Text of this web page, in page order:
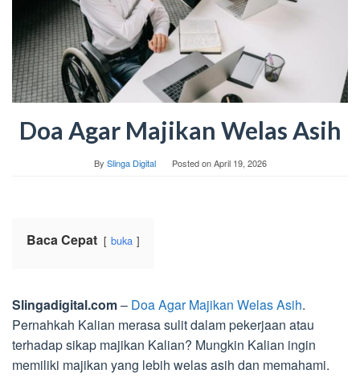
Doa Agar Majikan Welas Asih
By Slinga Digital Posted onApril 19, 2026
Baca Cepat buka
Slingadigital.com– Doa Agar Majikan Welas Asih.
Pernahkah Kalian merasa sulit dalam pekerjaan atau
terhadap sikap majikan Kalian? Mungkin Kalian ingin
memiliki majikan yang lebih welas asih dan memahami.